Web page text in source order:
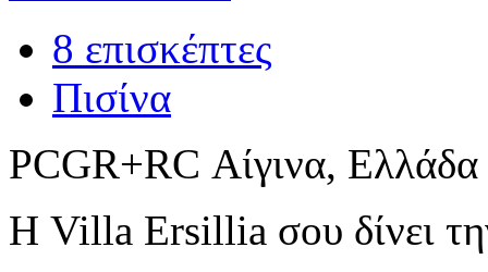
8 επισκέπτες
Πισίνα
PCGR+RC Αίγινα, Ελλάδα
Η Villa Ersillia σου δίνει